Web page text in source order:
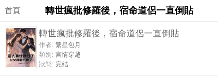
首頁 轉世瘋批修羅後，宿命道侶一直倒貼
轉世瘋批修羅後，宿命道侶一直倒貼
作者: 繁星包月
類別: 言情穿越
狀態: 完結